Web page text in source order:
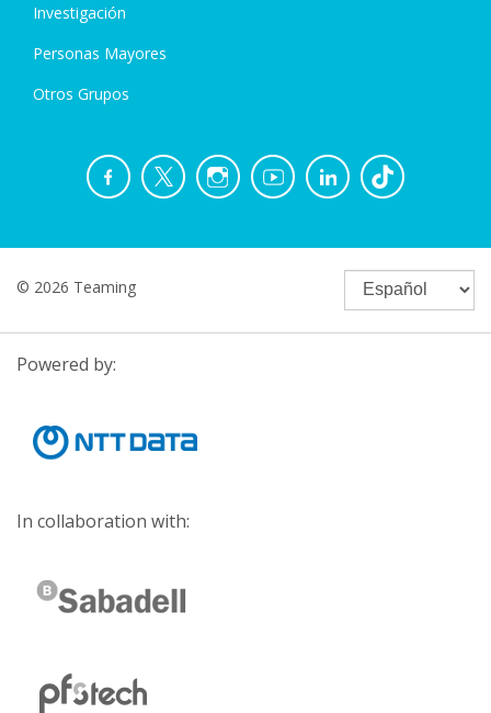
Investigación
Personas Mayores
Otros Grupos
© 2026 Teaming
Powered by:
In collaboration with: